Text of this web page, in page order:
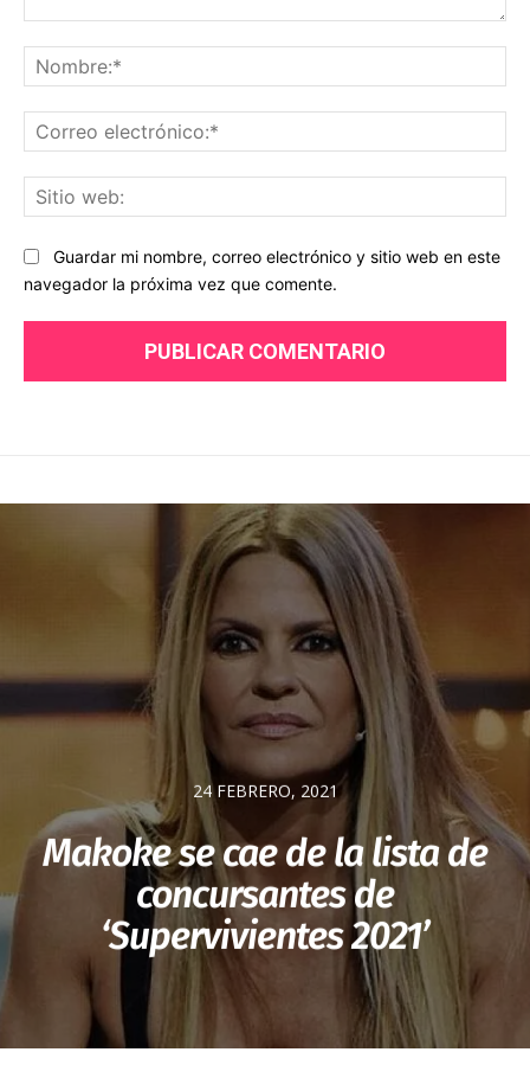
Guardar mi nombre, correo electrónico y sitio web en este
navegador la próxima vez que comente.